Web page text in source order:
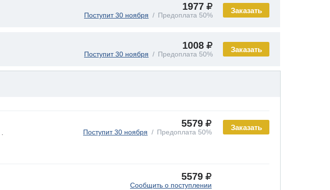
Заказать
1977
Поступит 30 ноября Предоплата 50%
Заказать
1008
Поступит 30 ноября Предоплата 50%
Заказать
5579
Поступит 30 ноября Предоплата 50%
5579
Сообщить о поступлении